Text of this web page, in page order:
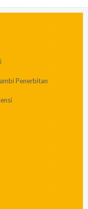
Penerbitan